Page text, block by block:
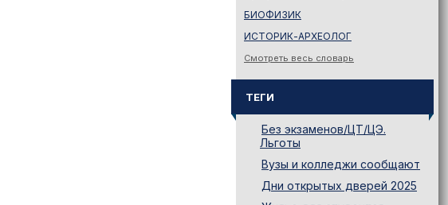
БИОФИЗИК
ИСТОРИК-АРХЕОЛОГ
Смотреть весь словарь
ТЕГИ
Без экзаменов/ЦТ/ЦЭ.
Льготы
Вузы и колледжи сообщают
Дни открытых дверей 2025